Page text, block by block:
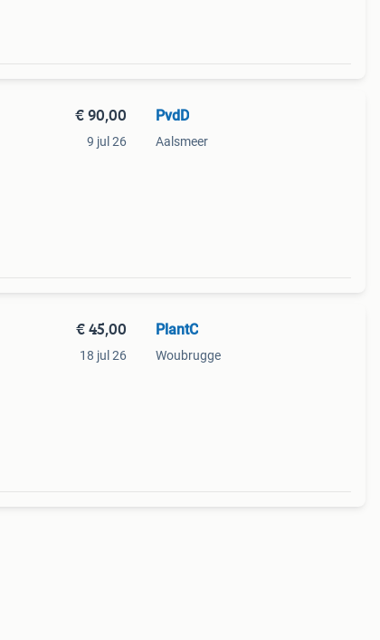
€ 90,00
9 jul 26
PvdD
Aalsmeer
€ 45,00
18 jul 26
PlantC
Woubrugge